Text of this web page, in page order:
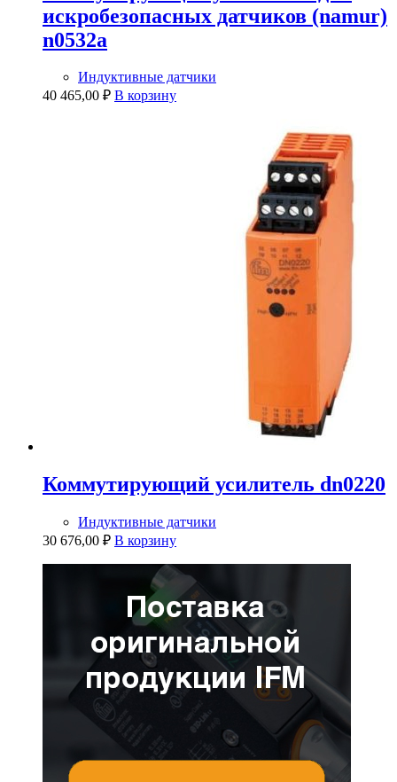
искробезопасных датчиков (namur)
n0532a
Индуктивные датчики
40 465,00 ₽ В корзину
Коммутирующий усилитель dn0220
Индуктивные датчики
30 676,00 ₽ В корзину